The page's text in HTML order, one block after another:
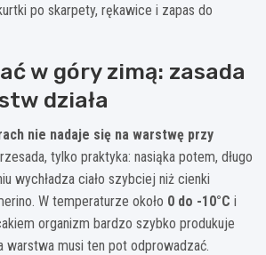
po skarpety, rękawice i zapas do
w góry zimą: zasada
działa
nie nadaje się na warstwę przy
tylko praktyka: nasiąka potem, długo
wychładza ciało szybciej niż cienki
W temperaturze około 0 do -10°C i
organizm bardzo szybko produkuje
warstwa musi ten pot odprowadzać.